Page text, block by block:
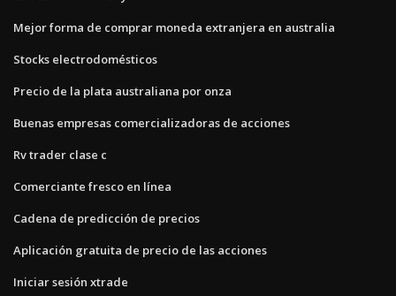
Mejor forma de comprar moneda extranjera en australia
Stocks electrodomésticos
Precio de la plata australiana por onza
Buenas empresas comercializadoras de acciones
Rv trader clase c
Comerciante fresco en línea
Cadena de predicción de precios
Aplicación gratuita de precio de las acciones
Iniciar sesión xtrade